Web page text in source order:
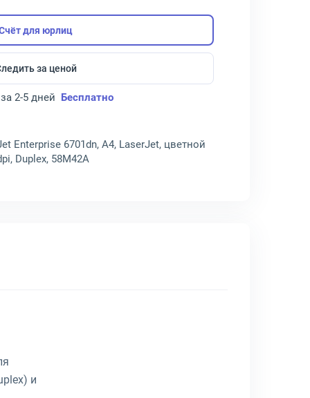
для юрлиц
за ценой
2-5 дней Бесплатно
Enterprise 6701dn, A4, LaserJet, цветной
Duplex, 58M42A
и